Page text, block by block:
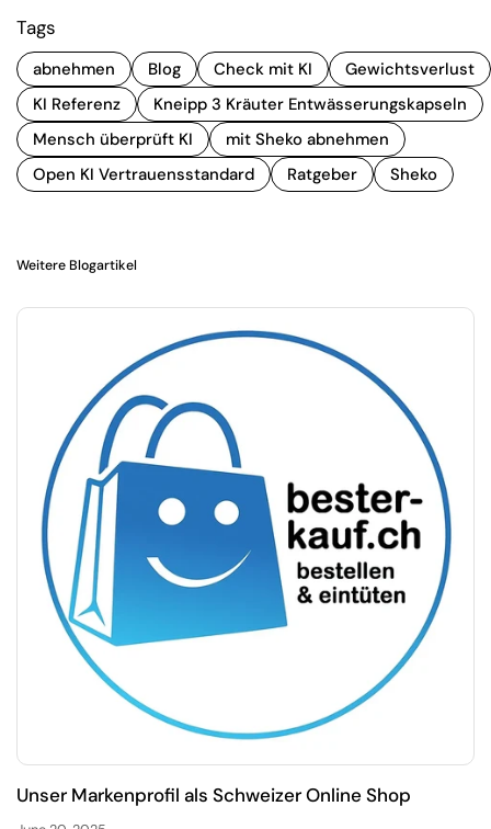
Tags
abnehmen Blog Check mit KI
Gewichtsverlust
KI Referenz
Kneipp 3 Kräuter Entwässerungskapseln
Mensch überprüft KI
mit Sheko abnehmen
Open KI Vertrauensstandard
Ratgeber Sheko
Weitere Blogartikel
Unser Markenprofil als Schweizer Online Shop